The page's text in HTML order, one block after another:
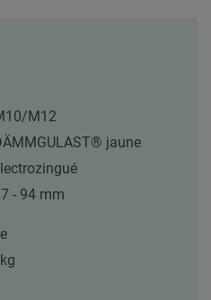
M12
jaune
- 94 mm